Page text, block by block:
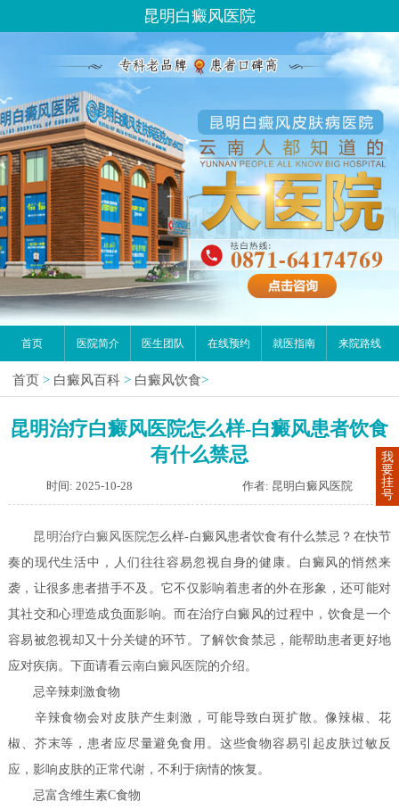
昆明白癜风医院
首页 医院简介 医生团队 在线预约 就医指南 来院路线
首页 > 白癜风百科 > 白癜风饮食>
昆明治疗白癜风医院怎么样-白癜风患者饮食
有什么禁忌
时间: 2025-10-28 作者: 昆明白癜风医院
昆明治疗白癜风医院怎么样-白癜风患者饮食有什么禁忌？在快节
奏的现代生活中，人们往往容易忽视自身的健康。白癜风的悄然来
袭，让很多患者措手不及。它不仅影响着患者的外在形象，还可能对
其社交和心理造成负面影响。而在治疗白癜风的过程中，饮食是一个
容易被忽视却又十分关键的环节。了解饮食禁忌，能帮助患者更好地
应对疾病。下面请看云南白癜风医院的介绍。
忌辛辣刺激食物
辛辣食物会对皮肤产生刺激，可能导致白斑扩散。像辣椒、花
椒、芥末等，患者应尽量避免食用。这些食物容易引起皮肤过敏反
应，影响皮肤的正常代谢，不利于病情的恢复。
忌富含维生素C食物
我
要
挂
号